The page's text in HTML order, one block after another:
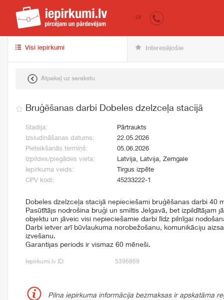
iepirkumi.lv
LV
Visi iepirkumi Interesējošie
Atpakaļ uz sarakstu
Bruģēšanas darbi Dobeles dzelzceļa stacijā
Stadija:
Pārtraukts
Izsludināšanas datums:
22.05.2026
Pieteikšanās termiņš:
05.06.2026
Izpildes/piegādes vieta:
Latvija, Latvija, Zemgale
Iepirkuma veids:
Tirgus izpēte
CPV kodi:
45233222-1
Dobeles dzelzceļa stacijā nepieciešami bruģēšanas darbi 40
Pasūtītājs nodrošina bruģi un smiltis Jelgavā, bet izpildītājam
objektu un jāveic visi nepieciešamie darbi līdz pilnīgai
Darbi ietver arī būvlaukuma norobežošanu, komunikāciju
izvešanu.
Garantijas periods ir vismaz 60 mēneši.
Iepirkumi.lv ID: 5396869
Pilna iepirkuma informācija bezmaksas ir apskatāma